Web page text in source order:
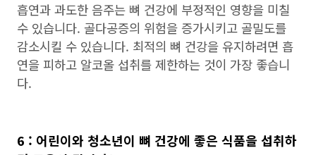
흡연과 과도한 음주는 뼈 건강에 부정적인 영향을 미칠
수 있습니다. 골다공증의 위험을 증가시키고 골밀도를
감소시킬 수 있습니다. 최적의 뼈 건강을 유지하려면 흡
연을 피하고 알코올 섭취를 제한하는 것이 가장 좋습니
다.
6 : 어린이와 청소년이 뼈 건강에 좋은 식품을 섭취하